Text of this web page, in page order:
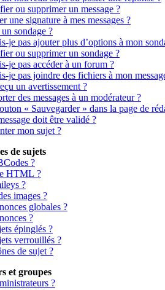
ou supprimer un message ?
une signature à mes messages ?
sondage ?
je pas ajouter plus d’options à mon
ou supprimer un sondage ?
je pas accéder à un forum ?
je pas joindre des fichiers à mon
un avertissement ?
des messages à un modérateur ?
« Sauvegarder » dans la page de
doit être validé ?
mon sujet ?
de sujets
?
HTML ?
?
images ?
globales ?
?
épinglés ?
verrouillés ?
de sujet ?
et groupes
?